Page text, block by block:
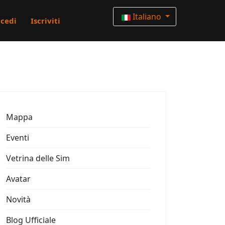
Iscriviti Italiano
Mappa
Eventi
Vetrina delle Sim
Avatar
Novità
Blog Ufficiale